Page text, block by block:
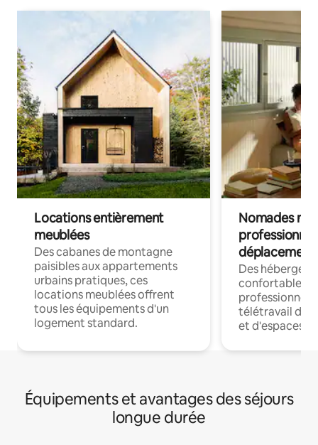
Locations entièrement
meublées
Des cabanes de montagne
paisibles aux appartements
urbains pratiques, ces
locations meublées offrent
tous les équipements d'un
logement standard.
Nomades
déplacement
Des
confortables
professionnels
télétravail
et d'espaces
Équipements et avantages des séjours
longue durée